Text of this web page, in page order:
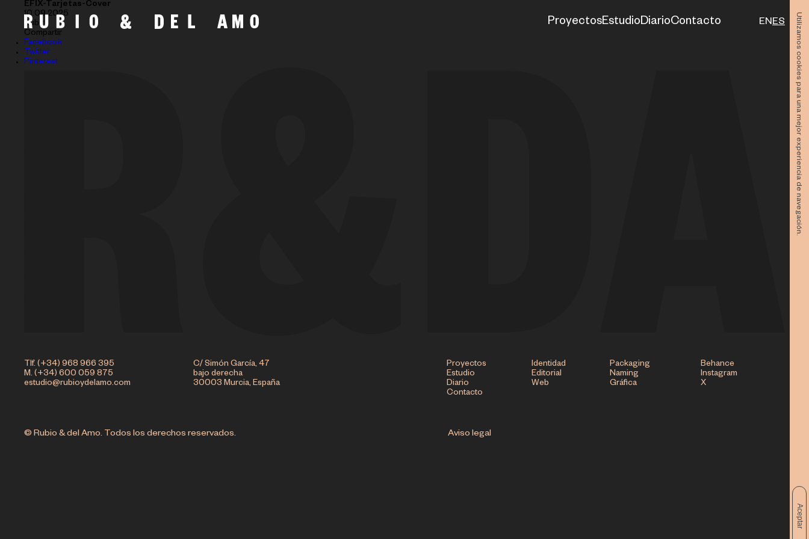
Utilizamos cookies para una mejor experiencia de navegación.
Aceptar
ProyectosEstudioDiarioContacto ENES
EFIX-Tarjetas-Cover
10.09.2025
Subir
Compartir
Facebook
Twitter
Pinterest
Tlf. (+34) 968 966 395
M. (+34) 600 059 875
estudio@rubioydelamo.com
C/ Simón García, 47
bajo derecha
30003 Murcia, España
Proyectos
Estudio
Diario
Contacto
Identidad
Packaging
Editorial
Naming
Web
Gráfica
Behance
Instagram
X
© Rubio & del Amo. Todos los derechos reservados. Aviso legal